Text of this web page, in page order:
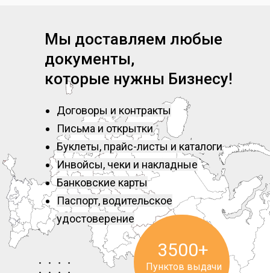
Мы доставляем любые
документы,
которые нужны Бизнесу!
Договоры и контракты
Письма и открытки
Буклеты, прайс-листы и каталоги
Инвойсы, чеки и накладные
Банковские карты
Паспорт, водительское
удостоверение
3500+
Пунктов выдачи